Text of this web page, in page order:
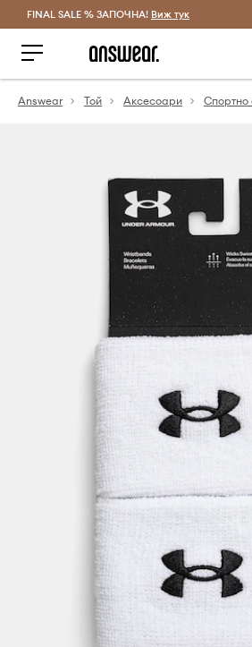
Спестявай с Answear Club
FINAL SALE % ЗАПОЧНА! Виж тук
Answear Той Аксесоари